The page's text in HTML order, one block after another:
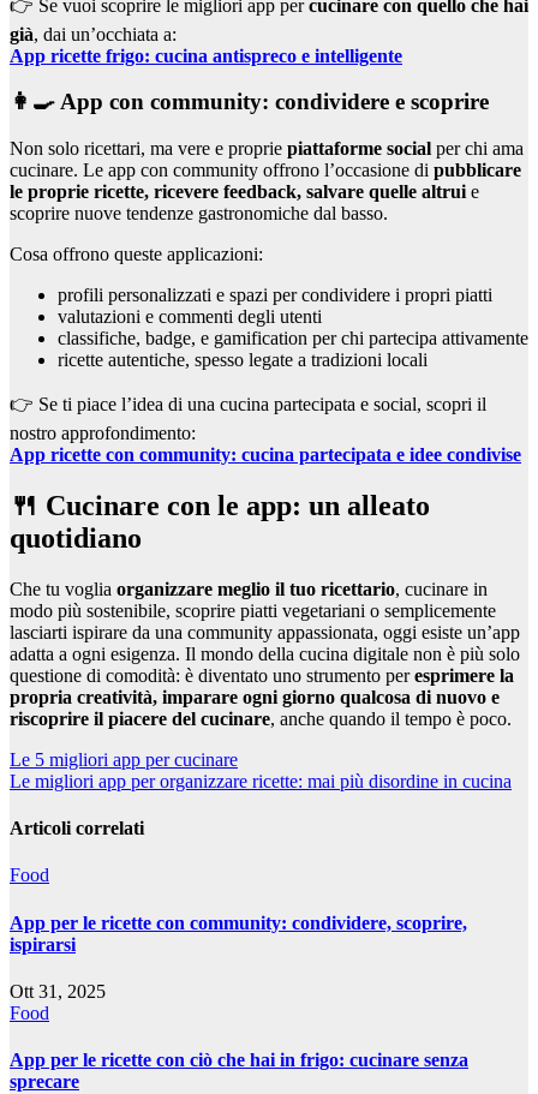
👉 Se vuoi scoprire le migliori app percucinare con quello che hai
già, dai un’occhiata a:
App ricette frigo: cucina antispreco e intelligente
👩‍🍳 App con community: condividere e scoprire
Non solo ricettari, ma vere e proprie piattaforme social per chi ama
cucinare. Le app con community offrono l’occasione di pubblicare
le proprie ricette, ricevere feedback, salvare quelle altrui e
scoprire nuove tendenze gastronomiche dal basso.
Cosa offrono queste applicazioni:
profili personalizzati e spazi per condividere i propri piatti
valutazioni e commenti degli utenti
classifiche, badge, e gamification per chi partecipa attivamente
ricette autentiche, spesso legate a tradizioni locali
👉 Se ti piace l’idea di una cucina partecipata e social, scopri il
nostro approfondimento:
App ricette con community: cucina partecipata e idee condivise
🍴 Cucinare con le app: un alleato
quotidiano
Che tu voglia organizzare meglio il tuo ricettario, cucinare in
modo più sostenibile, scoprire piatti vegetariani o semplicemente
lasciarti ispirare da una community appassionata, oggi esiste un’app
adatta a ogni esigenza. Il mondo della cucina digitale non è più solo
questione di comodità: è diventato uno strumento peresprimere la
propria creatività, imparare ogni giorno qualcosa di nuovo e
riscoprire il piacere del cucinare, anche quando il tempo è poco.
Navigazione
articoli
Le 5 migliori app per cucinare
Le migliori app per organizzare ricette: mai più disordine in cucina
Articoli correlati
Food
App per le ricette con community: condividere, scoprire,
ispirarsi
Ott 31, 2025
Food
App per le ricette con ciò che hai in frigo: cucinare senza
sprecare